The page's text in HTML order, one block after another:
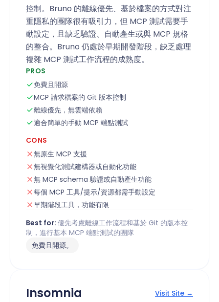
控制。Bruno 的離線優先、基於檔案的方式對注
重隱私的團隊很有吸引力，但 MCP 測試需要手
動設定，且缺乏驗證、自動產生或與 MCP 規格
的整合。Bruno 仍處於早期開發階段，缺乏處理
複雜 MCP 測試工作流程的成熟度。
PROS
免費且開源
MCP 請求檔案的 Git 版本控制
離線優先，無雲端依賴
適合簡單的手動 MCP 端點測試
CONS
無原生 MCP 支援
無視覺化測試建構器或自動化功能
無 MCP schema 驗證或自動產生功能
每個 MCP 工具/提示/資源都需手動設定
早期階段工具，功能有限
Best for: 優先考慮離線工作流程和基於 Git 的版本控
制，進行基本 MCP 端點測試的團隊
免費且開源。
Insomnia Visit Site →